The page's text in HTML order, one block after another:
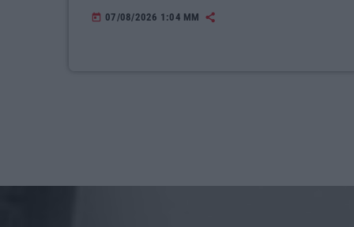
today 07/08/2026 1:04 ΜΜ